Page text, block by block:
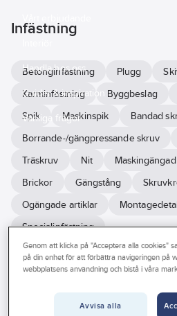
Handla hos oss
Guider & inspiration
Vanliga frågor
Infästning
Betonginfästning Plugg
Karminfästning
Byggbeslag
Spik
Maskinspik Bandad
Borrande-/gängpressande skruv
Träskruv
Nit
Brickor
Gängstång
Ogängade artiklar
Specialinfästning
Genom att klicka på "Acceptera alla cookies"
på din enhet för att förbättra navigeringen på
webbplatsens användning och bistå i våra
Avvisa alla